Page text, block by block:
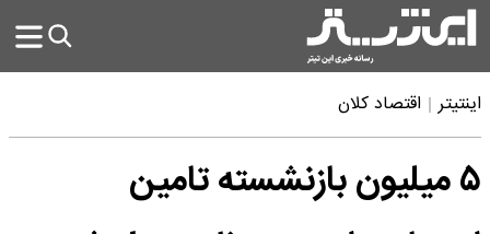
اینتیتر اقتصاد کلان
۵ میلیون بازنشسته تامین